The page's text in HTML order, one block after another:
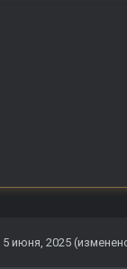
5 июня, 2025